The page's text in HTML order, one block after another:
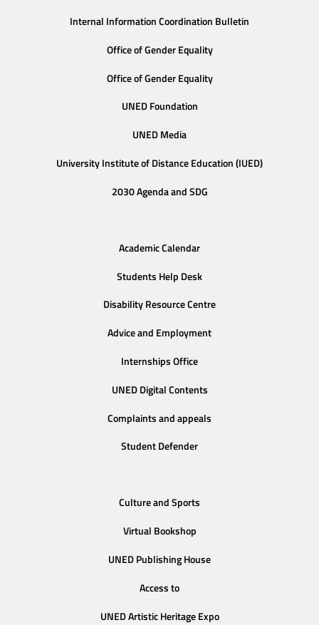
Internal Information Coordination Bulletin
Office of Gender Equality
Office of Gender Equality
UNED Foundation
UNED Media
University Institute of Distance Education (IUED)
2030 Agenda and SDG
Academic Calendar
Students Help Desk
Disability Resource Centre
Advice and Employment
Internships Office
UNED Digital Contents
Complaints and appeals
Student Defender
Culture and Sports
Virtual Bookshop
UNED Publishing House
Access to
UNED Artistic Heritage Expo